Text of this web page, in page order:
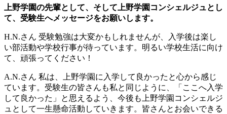
上野学園の先輩として、そして上野学園コンシェルジュとし
て、受験生へメッセージをお願いします。
H.N.さん 受験勉強は大変かもしれませんが、入学後は楽し
い部活動や学校行事が待っています。明るい学校生活に向け
て、頑張ってください！
A.N.さん 私は、上野学園に入学して良かったと心から感じ
ています。受験生の皆さんも私と同じように、「ここへ入学
して良かった」と思えるよう、今後も上野学園コンシェルジ
ュとして一生懸命活動していきます。皆さんとお会いできる